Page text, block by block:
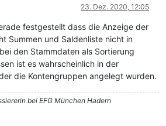
23. Dez. 2020, 12:05
festgestellt dass die Anzeige der
Summen und Saldenliste nicht in
den Stammdaten als Sortierung
ist es wahrscheinlich in der
die Kontengruppen angelegt wurden.
bei EFG München Hadern